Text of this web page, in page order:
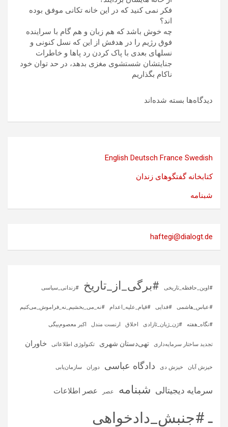
فکر نمی کنید که در این خانه تکانی موفق بوده
اند؟
چه خوش باشد که هم زبان و هم گام با سراینده
فوق رژیم را در هدفش از این که نسل کنونی و
نسلهای بعدی با پاک کردن رد پاها و خاطرات
جنایتشان شستشوی مغزی بدهد، در حد توان خود
ناکام بگذاریم
دیدگاه‌ها بسته شده‌اند
English Deutsch France Swedish
کتابخانه گفتگوهای زندان
شبنامه
haftegi@dialogt.de
#اوین_حافظه_تاریخی #برگی_از_تاریخ #زندانی_سیاسی
#عباس_هاشمی #فدایی #قیام_علیه_اعدام #نه_می_بخشیم_نه_فراموش_می‌کنیم
#نگاه_هفته #ژن_ژیان_ئازادی اخلاق ارنست مندل اکبر معصوم‌بیگی
تجدید ساختار سرمایه‌داری تهی‌دستان شهری تکنولوژی اطلاعاتی خاوران
خیزش آبان خیزش دی دادگاه عباسی دوران سازمان‌یابی
سرمایه‌ دیجیتالی شبنامه عصر عصر اطلاعات
ـ #جنبش_دادخواهی